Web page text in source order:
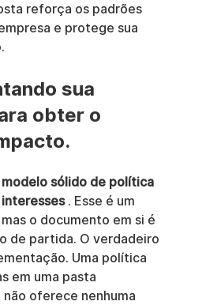
reforça os padrões
e protege sua
sua
obter o
modelo sólido de política
. Esse é um
o documento em si é
de partida. O verdadeiro
Uma política
em uma pasta
oferece nenhuma